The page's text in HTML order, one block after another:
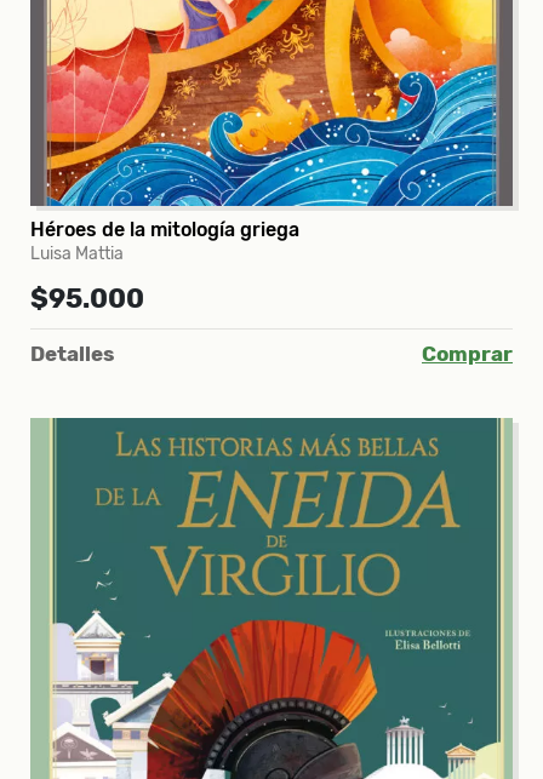
Héroes de la mitología griega
Luisa Mattia
$95.000
Detalles Comprar